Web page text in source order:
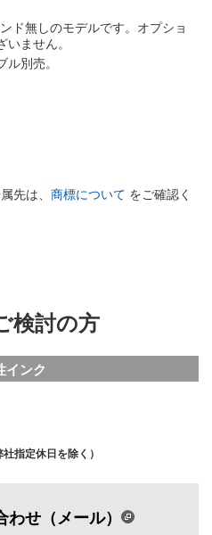
ド無しのモデルです。オプショ
いません。
別売。
先は、 商標について をご確認く
検討の方
インク
指定休日を除く）
わせ（メール）